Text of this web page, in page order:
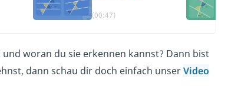
(00:47)
und woran du sie erkennen kannst? Dann bist
dann schau dir doch einfach unserVideo